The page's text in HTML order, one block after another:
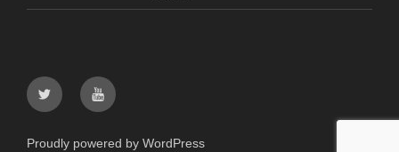
Twitter youtube
Proudly powered by WordPress